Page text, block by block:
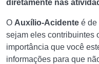
diretamente nas
O Auxílio-Acidente é de
sejam eles contribuintes
importância que você
informações para que